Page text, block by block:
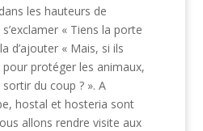
les hauteurs de
« Tiens la porte
d’ajouter « Mais, si ils
protéger les animaux,
du coup ? ». A
hostal et hosteria sont
allons rendre visite aux